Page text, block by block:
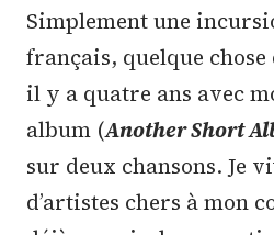
Simplement une
français, quelque chose
il y a quatre ans avec
album (Another Short
sur deux chansons. Je
d’artistes chers à mon